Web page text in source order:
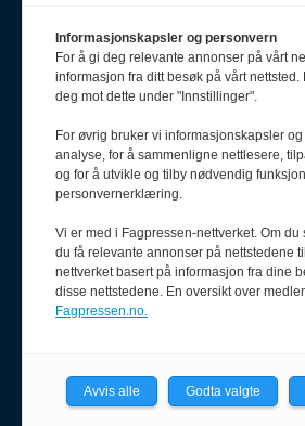
Politiforum er medlem av
Ansvarlig redaktør
Erik Inderhaug
908 64 608
redaktor@pf.no
Redaksjonssjef
Oda Aarseth
920 51 545
oda@pf.no
Journalist
Informasjonskapsler og personvern
For å gi deg relevante annonser på vårt
informasjon fra ditt besøk på vårt nettsted.
deg mot dette under "Innstillinger".
For øvrig bruker vi informasjonskapsler
analyse, for å sammenligne nettlesere,
og for å utvikle og tilby nødvendig
personvernerklæring.
Vi er med i Fagpressen-nettverket. Om du
du få relevante annonser på nettstedene
nettverket basert på informasjon fra dine
disse nettstedene. En oversikt over
Fagpressen.no.
Avvis alle Godta valgte